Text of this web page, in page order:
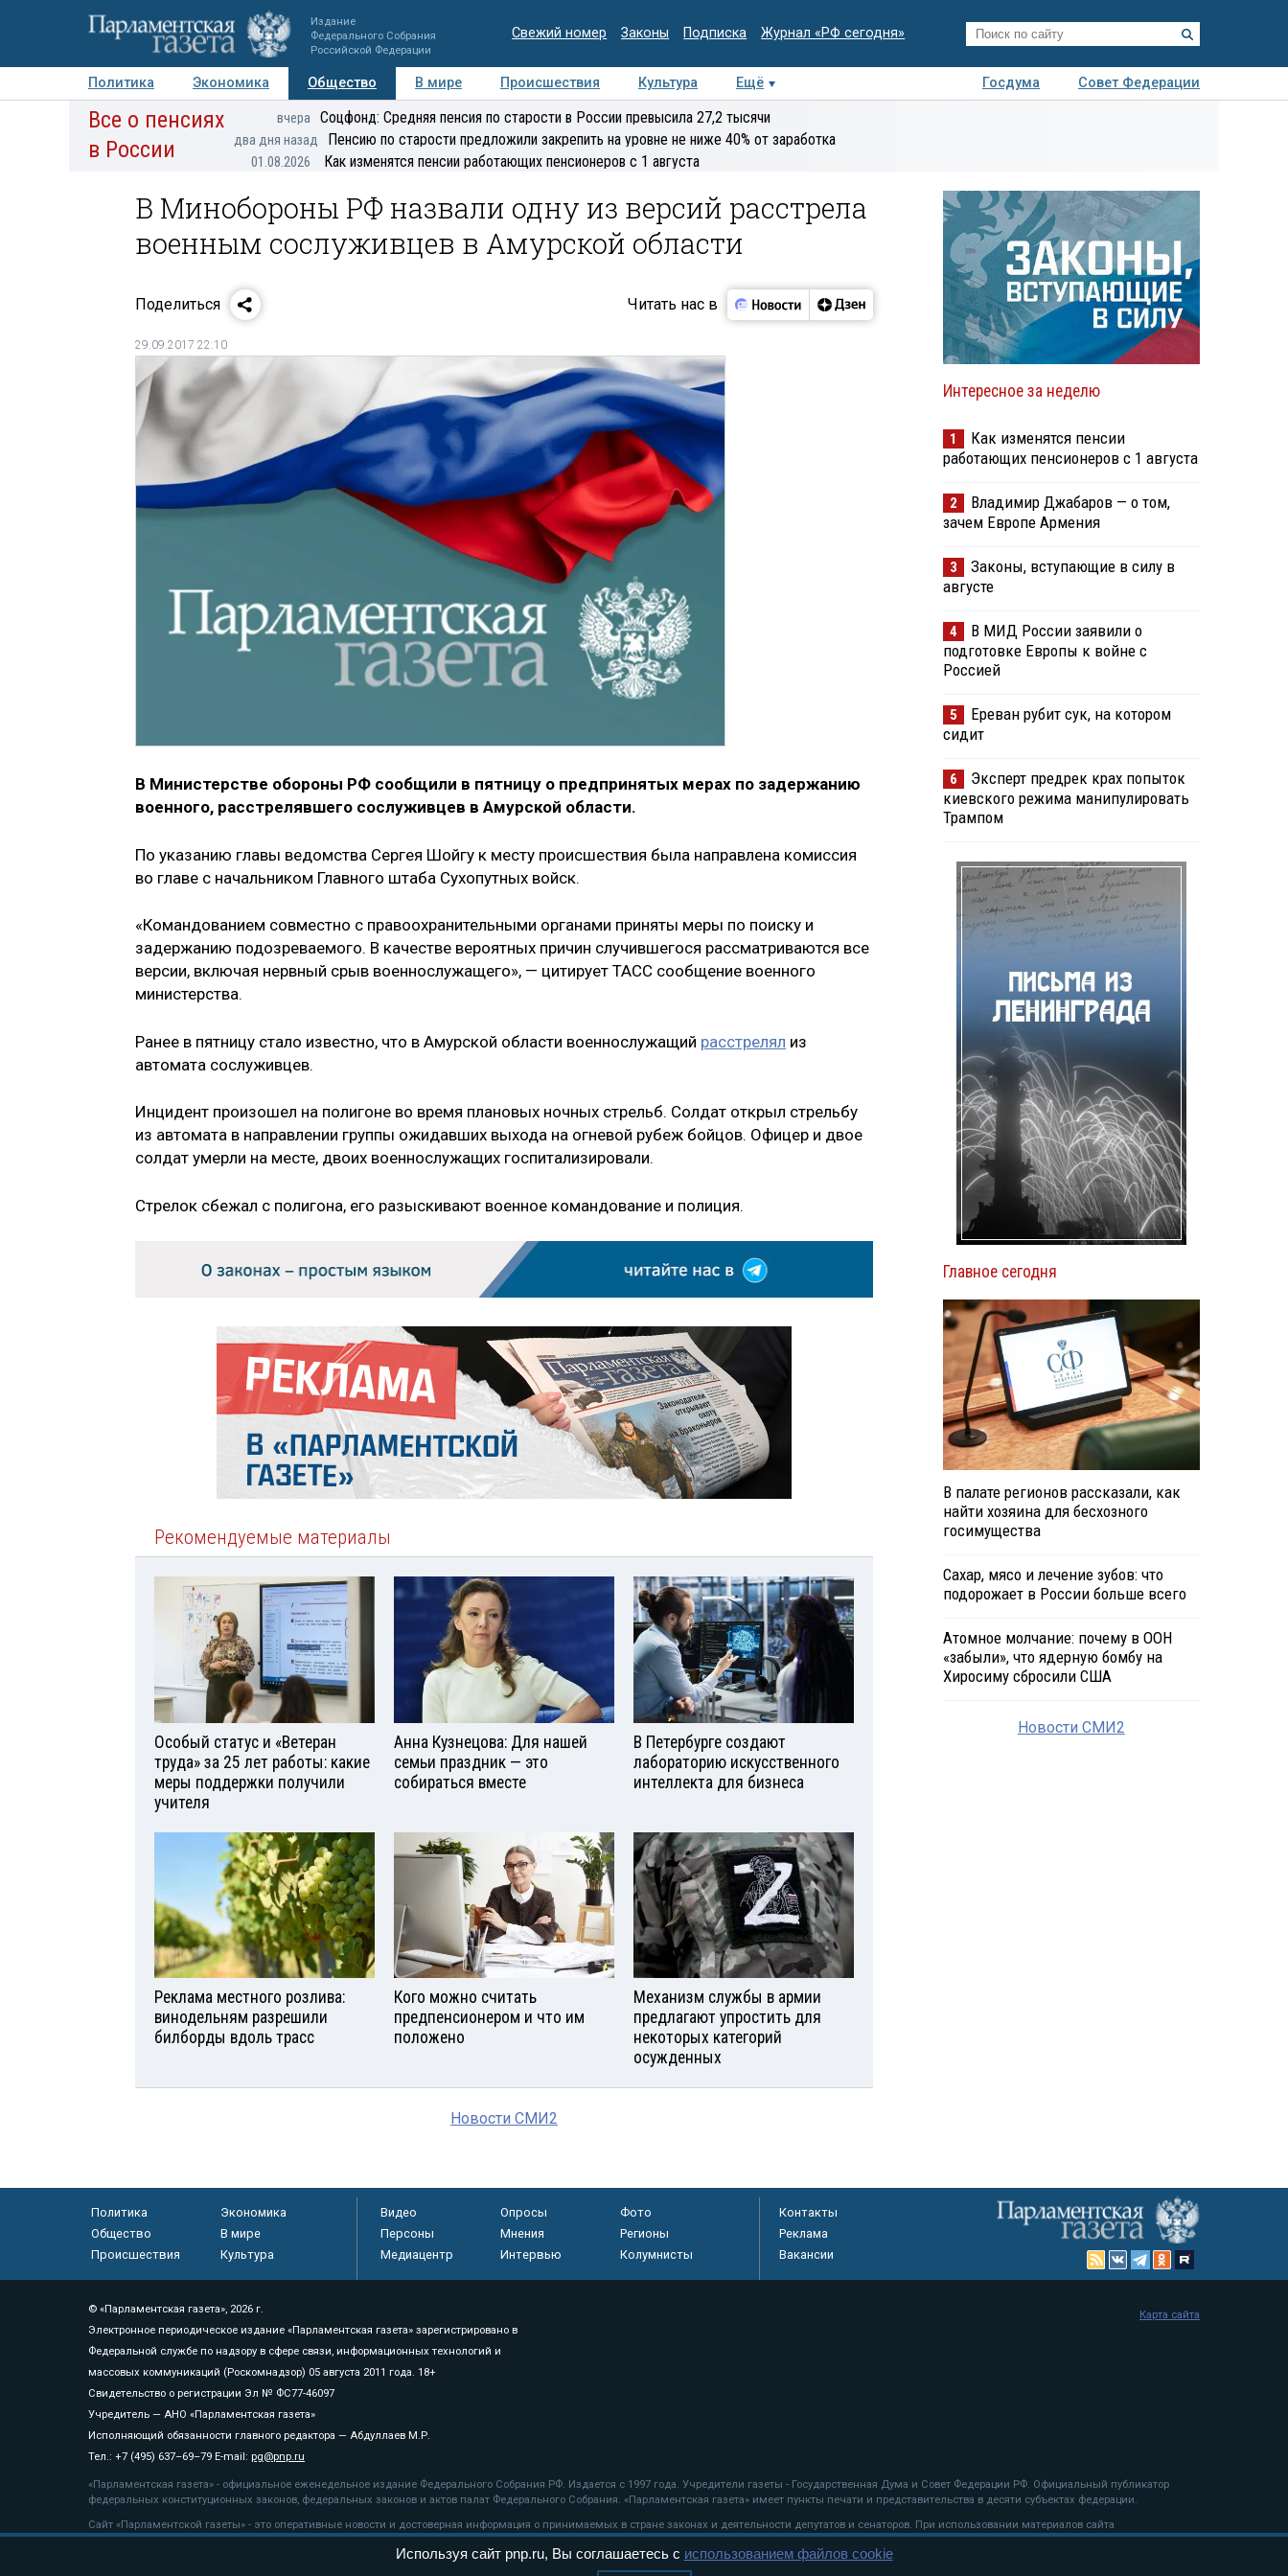
Издание
Федерального Собрания
Российской Федерации
Свежий номер Законы Подписка Журнал «РФ сегодня»
Политика Экономика Общество В мире Происшествия Культура Ещё Госдума
Совет Федерации
Авторы Персоны Мнения Регионы Медиацентр Интервью Колумнисты
экспертиза
Все о пенсиях
в России
вчера Соцфонд: Средняя пенсия по старости в России превысила 27,2 тысячи
два дня назад Пенсию по старости предложили закрепить на уровне не ниже 40% от заработка
01.08.2026 Как изменятся пенсии работающих пенсионеров с 1 августа
В Минобороны РФ назвали одну из версий расстрела
военным сослуживцев в Амурской области
Поделиться Читать нас в
29.09.2017 22:10
В Министерстве обороны РФ сообщили в пятницу о предпринятых мерах по задержанию
военного, расстрелявшего сослуживцев в Амурской области.
По указанию главы ведомства Сергея Шойгу к месту происшествия была направлена комиссия
во главе с начальником Главного штаба Сухопутных войск.
«Командованием совместно с правоохранительными органами приняты меры по поиску и
задержанию подозреваемого. В качестве вероятных причин случившегося рассматриваются все
версии, включая нервный срыв военнослужащего», — цитирует ТАСС сообщение военного
министерства.
Ранее в пятницу стало известно, что в Амурской области военнослужащий расстрелял из
автомата сослуживцев.
Инцидент произошел на полигоне во время плановых ночных стрельб. Солдат открыл стрельбу
из автомата в направлении группы ожидавших выхода на огневой рубеж бойцов. Офицер и двое
солдат умерли на месте, двоих военнослужащих госпитализировали.
Стрелок сбежал с полигона, его разыскивают военное командование и полиция.
Рекомендуемые материалы
Особый статус и «Ветеран
труда» за 25 лет работы: какие
меры поддержки получили
учителя
Анна Кузнецова: Для нашей
семьи праздник — это
собираться вместе
В Петербурге создают
лабораторию искусственного
интеллекта для бизнеса
Реклама местного розлива:
винодельням разрешили
билборды вдоль трасс
Кого можно считать
предпенсионером и что им
положено
Механизм службы в армии
предлагают упростить для
некоторых категорий
осужденных
Новости СМИ2
Интересное за неделю
1
Как изменятся пенсии
работающих пенсионеров с 1 августа
2
Владимир Джабаров — о том,
зачем Европе Армения
3
Законы, вступающие в силу в
августе
4
В МИД России заявили о
подготовке Европы к войне с
Россией
5
Ереван рубит сук, на котором
сидит
6
Эксперт предрек крах попыток
киевского режима манипулировать
Трампом
Главное сегодня
В палате регионов рассказали, как
найти хозяина для бесхозного
госимущества
Сахар, мясо и лечение зубов: что
подорожает в России больше всего
Атомное молчание: почему в ООН
«забыли», что ядерную бомбу на
Хиросиму сбросили США
Новости СМИ2
Политика
Экономика
Общество
В мире
Происшествия
Культура
Видео Опросы
Фото
Персоны
Мнения
Регионы
Медиацентр
Интервью Колумнисты
Контакты
Реклама
Вакансии
© «Парламентская газета», 2026 г.
Электронное периодическое издание «Парламентская газета» зарегистрировано в
Федеральной службе по надзору в сфере связи, информационных технологий и
массовых коммуникаций (Роскомнадзор) 05 августа 2011 года. 18+
Свидетельство о регистрации Эл № ФС77-46097
Учредитель — АНО «Парламентская газета»
Исполняющий обязанности главного редактора — Абдуллаев М.Р.
Тел.: +7 (495) 637–69–79 E-mail: pg@pnp.ru
«Парламентская газета» - официальное еженедельное издание Федерального Собрания РФ. Издается с 1997 года. Учредители газеты - Государственная Дума и Совет Федерации РФ. Официальный публикатор
федеральных конституционных законов, федеральных законов и актов палат Федерального Собрания. «Парламентская газета» имеет пункты печати и представительства в десяти субъектах федерации.
Сайт «Парламентской газеты» - это оперативные новости и достоверная информация о принимаемых в стране законах и деятельности депутатов и сенаторов. При использовании материалов сайта
«Парламентской газеты» активная ссылка на pnp.ru обязательна.
рекомендательные технологии
Карта сайта
Используя сайт pnp.ru, Вы соглашаетесь с использованием файлов cookie